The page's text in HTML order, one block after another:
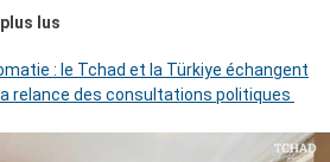
lus
: le Tchad et la Türkiye échangent
relance des consultations politiques